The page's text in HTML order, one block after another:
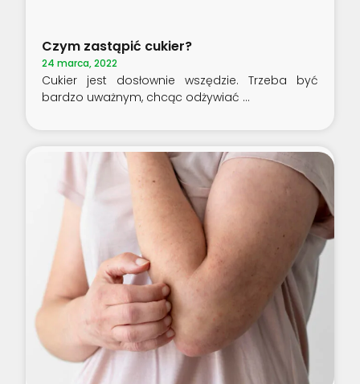
Czym zastąpić cukier?
24 marca, 2022
Cukier jest dosłownie wszędzie. Trzeba być
bardzo uważnym, chcąc odżywiać